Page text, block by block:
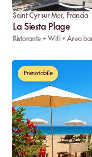
Saint-Cyr-sur-Mer, Francia
La Siesta Plage
Ristorante • Wifi • Area
Prenotabile